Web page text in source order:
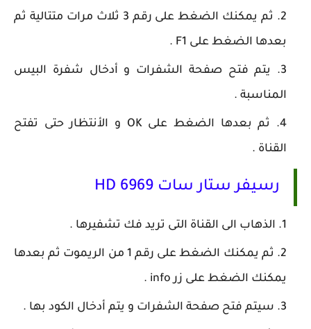
ثم يمكنك الضغط على رقم 3 ثلاث مرات متتالية ثم
بعدها الضغط على F1 .
يتم فتح صفحة الشفرات و أدخال شفرة البيس
المناسبة .
ثم بعدها الضغط على OK و الأنتظار حتى تفتح
القناة .
رسيفر ستار سات 6969 HD
الذهاب الى القناة التى تريد فك تشفيرها .
ثم يمكنك الضغط على رقم 1 من الريموت ثم بعدها
يمكنك الضغط على زر info .
سيتم فتح صفحة الشفرات و يتم أدخال الكود بها .